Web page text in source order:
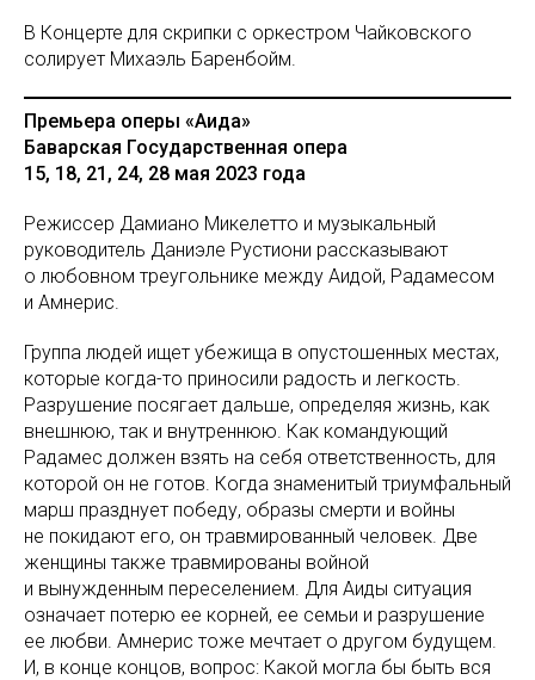
В Концерте для скрипки с оркестром Чайковского
солирует Михаэль Баренбойм.
Премьера оперы «Аида»
Баварская Государственная опера
15, 18, 21, 24, 28 мая 2023 года
Режиссер Дамиано Микелетто и музыкальный
руководитель Даниэле Рустиони рассказывают
о любовном треугольнике между Аидой, Радамесом
и Амнерис.
Группа людей ищет убежища в опустошенных местах,
которые когда-то приносили радость и легкость.
Разрушение посягает дальше, определяя жизнь, как
внешнюю, так и внутреннюю. Как командующий
Радамес должен взять на себя ответственность, для
которой он не готов. Когда знаменитый триумфальный
марш празднует победу, образы смерти и войны
не покидают его, он травмированный человек. Две
женщины также травмированы войной
и вынужденным переселением. Для Аиды ситуация
означает потерю ее корней, ее семьи и разрушение
ее любви. Амнерис тоже мечтает о другом будущем.
И, в конце концов, вопрос: Какой могла бы быть вся